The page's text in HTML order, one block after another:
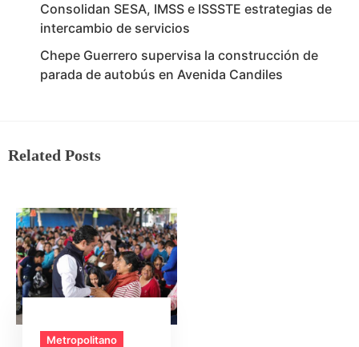
Consolidan SESA, IMSS e ISSSTE estrategias de
intercambio de servicios
Chepe Guerrero supervisa la construcción de
parada de autobús en Avenida Candiles
Related Posts
Metropolitano